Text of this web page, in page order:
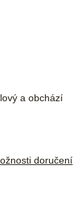
a obchází
doručení